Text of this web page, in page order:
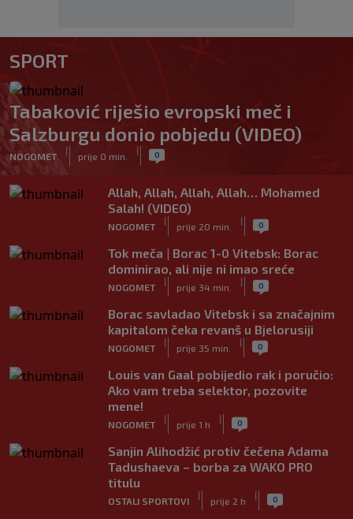
SPORT
Tabaković riješio evropski meč i
Salzburgu donio pobjedu (VIDEO)
NOGOMET
|
prije 0 min.
| 0
Allah, Allah, Allah, Allah… Mohamed
Salah! (VIDEO)
NOGOMET
|
prije 20 min.
| 0
Tok meča | Borac 1-0 Vitebsk: Borac
dominirao, ali nije ni imao sreće
NOGOMET
|
prije 34 min.
| 0
Borac savladao Vitebsk i sa značajnim
kapitalom čeka revanš u Bjelorusiji
NOGOMET
|
prije 35 min.
| 0
Louis van Gaal pobijedio rak i poručio:
Ako vam treba selektor, pozovite
mene!
NOGOMET
|
prije 1 h
| 0
Sanjin Alihodžić protiv čečena Adama
Tadushaeva – borba za WAKO PRO
titulu
OSTALI SPORTOVI
|
prije 2 h
| 0